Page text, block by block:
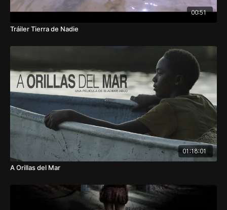
00:51
Tráiler Tierra de Nadie
01:18:01
A Orillas del Mar